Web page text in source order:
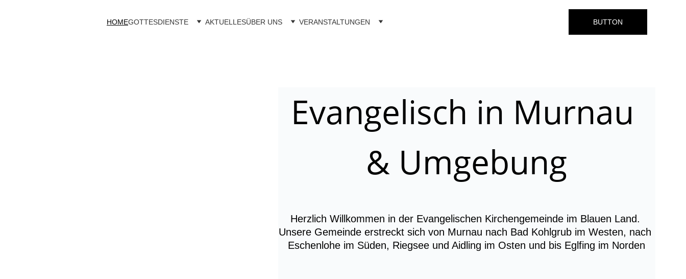
HOMEGOTTESDIENSTE AKTUELLESÜBER UNS VERANSTALTUNGEN BUTTON
Evangelisch in Murnau
& Umgebung
Herzlich Willkommen in der Evangelischen Kirchengemeinde im Blauen Land.
Unsere Gemeinde erstreckt sich von Murnau nach Bad Kohlgrub im Westen, nach
Eschenlohe im Süden, Riegsee und Aidling im Osten und bis Eglfing im Norden